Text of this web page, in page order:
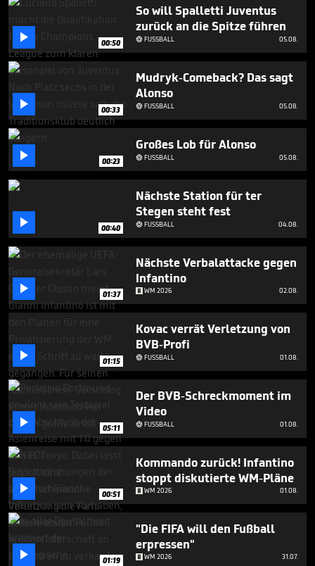
1
12
seconds
 00:50
So will Spalletti Juventus
zurück an die Spitze führen
FUSSBALL 05.08.
 00:33
Mudryk-Comeback? Das sagt
Alonso
FUSSBALL 05.08.
 00:23
Großes Lob für Alonso
FUSSBALL 05.08.
 00:40
Nächste Station für ter
Stegen steht fest
FUSSBALL 04.08.
 01:37
Nächste Verbalattacke gegen
Infantino
WM 2026 02.08.
 01:15
Kovac verrät Verletzung von
BVB-Profi
FUSSBALL 01.08.
 05:11
Der BVB-Schreckmoment im
Video
FUSSBALL 01.08.
 00:51
Kommando zurück! Infantino
stoppt diskutierte WM-Pläne
WM 2026 01.08.
 01:19
"Die FIFA will den Fußball
erpressen"
WM 2026 31.07.